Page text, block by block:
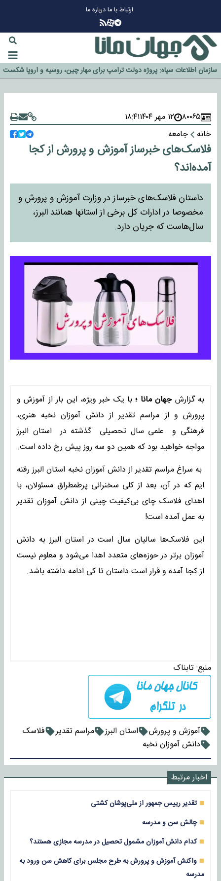
ارتباط با مادرباره ما
گزینه جدایی اوسمار روی میز مدیران پرسپولیس
آیا رئیس جمهور آمریکا قانون را دور می‌زند؟
اخراج رسمی چهره نامدار از پرسپولیس
سازمان اطلاعات سپاه: پروژه دولت ترامپ برای مهار چین، روسیه و اروپا شکست
خورد
۸۰۰۶۵ ۱۲ مهر ۱۴۰۴
۱۸:۴۱
خانه
جامعه
فلاسک‌های خبرساز آموزش و پرورش از کجا
آمده‌اند؟
داستان فلاسک‌های خبرساز در وزارت آموزش و پرورش و
مخصوصا در ادارات کل برخی از استانها همانند البرز،
سال‌هاست که جریان دارد.
به گزارش جهان مانا ؛ با یک خبر ویژه، این بار از آموزش و
پرورش و از مراسم تقدیر از دانش آموزان نخبه هنری،
فرهنگی و علمی سال تحصیلی گذشته در استان البرز
مواجه خواهید بود که همین دو سه روز پیش رخ داده است.
به سراغ مراسم تقدیر از دانش آموزان نخبه استان البرز رفته
ایم که در آن، بعد از کلی سخنرانی پرطمطراق مسئولان، با
اهدای فلاسک چای بی‌کیفیت چینی از دانش آموزان تقدیر
به عمل آمده است!
این فلاسک‌ها سالیان سال است در استان البرز به دانش
آموزان برتر در حوزه‌های متعدد اهدا می‌شود و معلوم نیست
از کجا آمده و قرار است داستان تا کی ادامه داشته باشد.
منبع:تابناک
آموزش و پرورش استان البرز مراسم تقدیر
فلاسک
دانش آموزان نخبه
اخبار مرتبط
تقدیر رییس جمهور از ملی‌پوشان کشتی
چالش سن و مدرسه
کدام دانش آموزان مشمول تحصیل در مدرسه مجازی هستند؟
واکنش آموزش و پرورش به طرح مجلس برای کاهش سن ورود به
مدرسه